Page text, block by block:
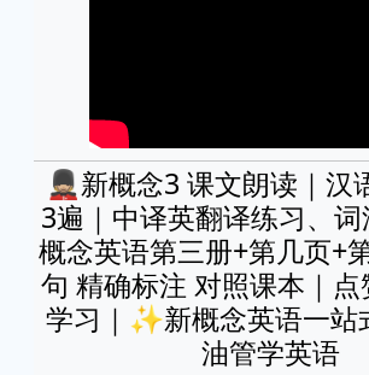
💂🏼新概念3 课文朗读｜
3遍｜中译英翻译练习、
概念英语第三册+第几页+
句 精确标注 对照课本｜点
学习｜✨新概念英语一
油管学英语